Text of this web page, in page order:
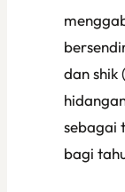
danshik
sebagai
bagi